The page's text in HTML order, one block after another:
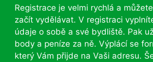
Registrace je velmi rychlá a
začít vydělávat. V registraci
údaje o sobě a své bydliště. Pak
body a peníze za ně. Výplácí se
který Vám přijde na Vaši adresu.